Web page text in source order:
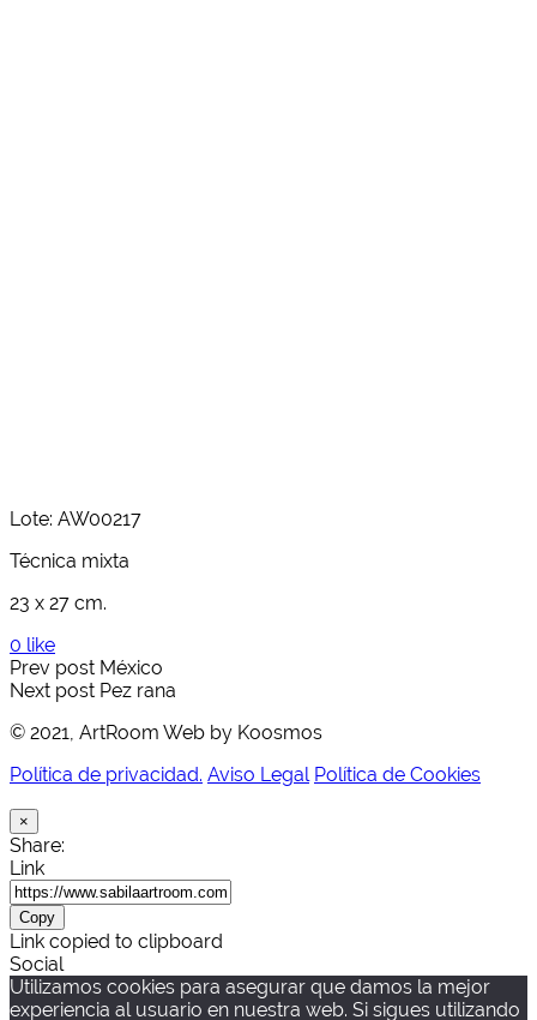
Lote: AW00217
Técnica mixta
23 x 27 cm.
0 like
Prev post México
Next post Pez rana
© 2021, ArtRoom Web by Koosmos
Política de privacidad. Aviso Legal Política de Cookies
×
Share:
Link
Copy
Link copied to clipboard
Social
Utilizamos cookies para asegurar que damos la mejor
experiencia al usuario en nuestra web. Si sigues utilizando